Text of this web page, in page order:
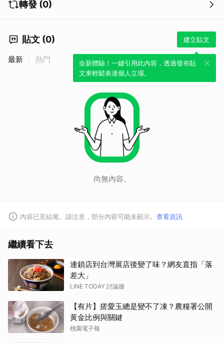
轉發 (0)
貼文 (0) 建立貼文
全新體驗！一鍵引用此內容，透過發布貼
文來輕鬆表達個人立場。
最新 熱門
尚無內容。
內容已至結尾。請注意，部分內容可能未顯示。 查看資訊
繼續看下去
連鎖店到台灣展店後變了味？網友直指「落
差大」
LINE TODAY 討論牆
【有片】搓愛玉總是變不了凍？農糧署公開
黃金比例與關鍵
桃園電子報